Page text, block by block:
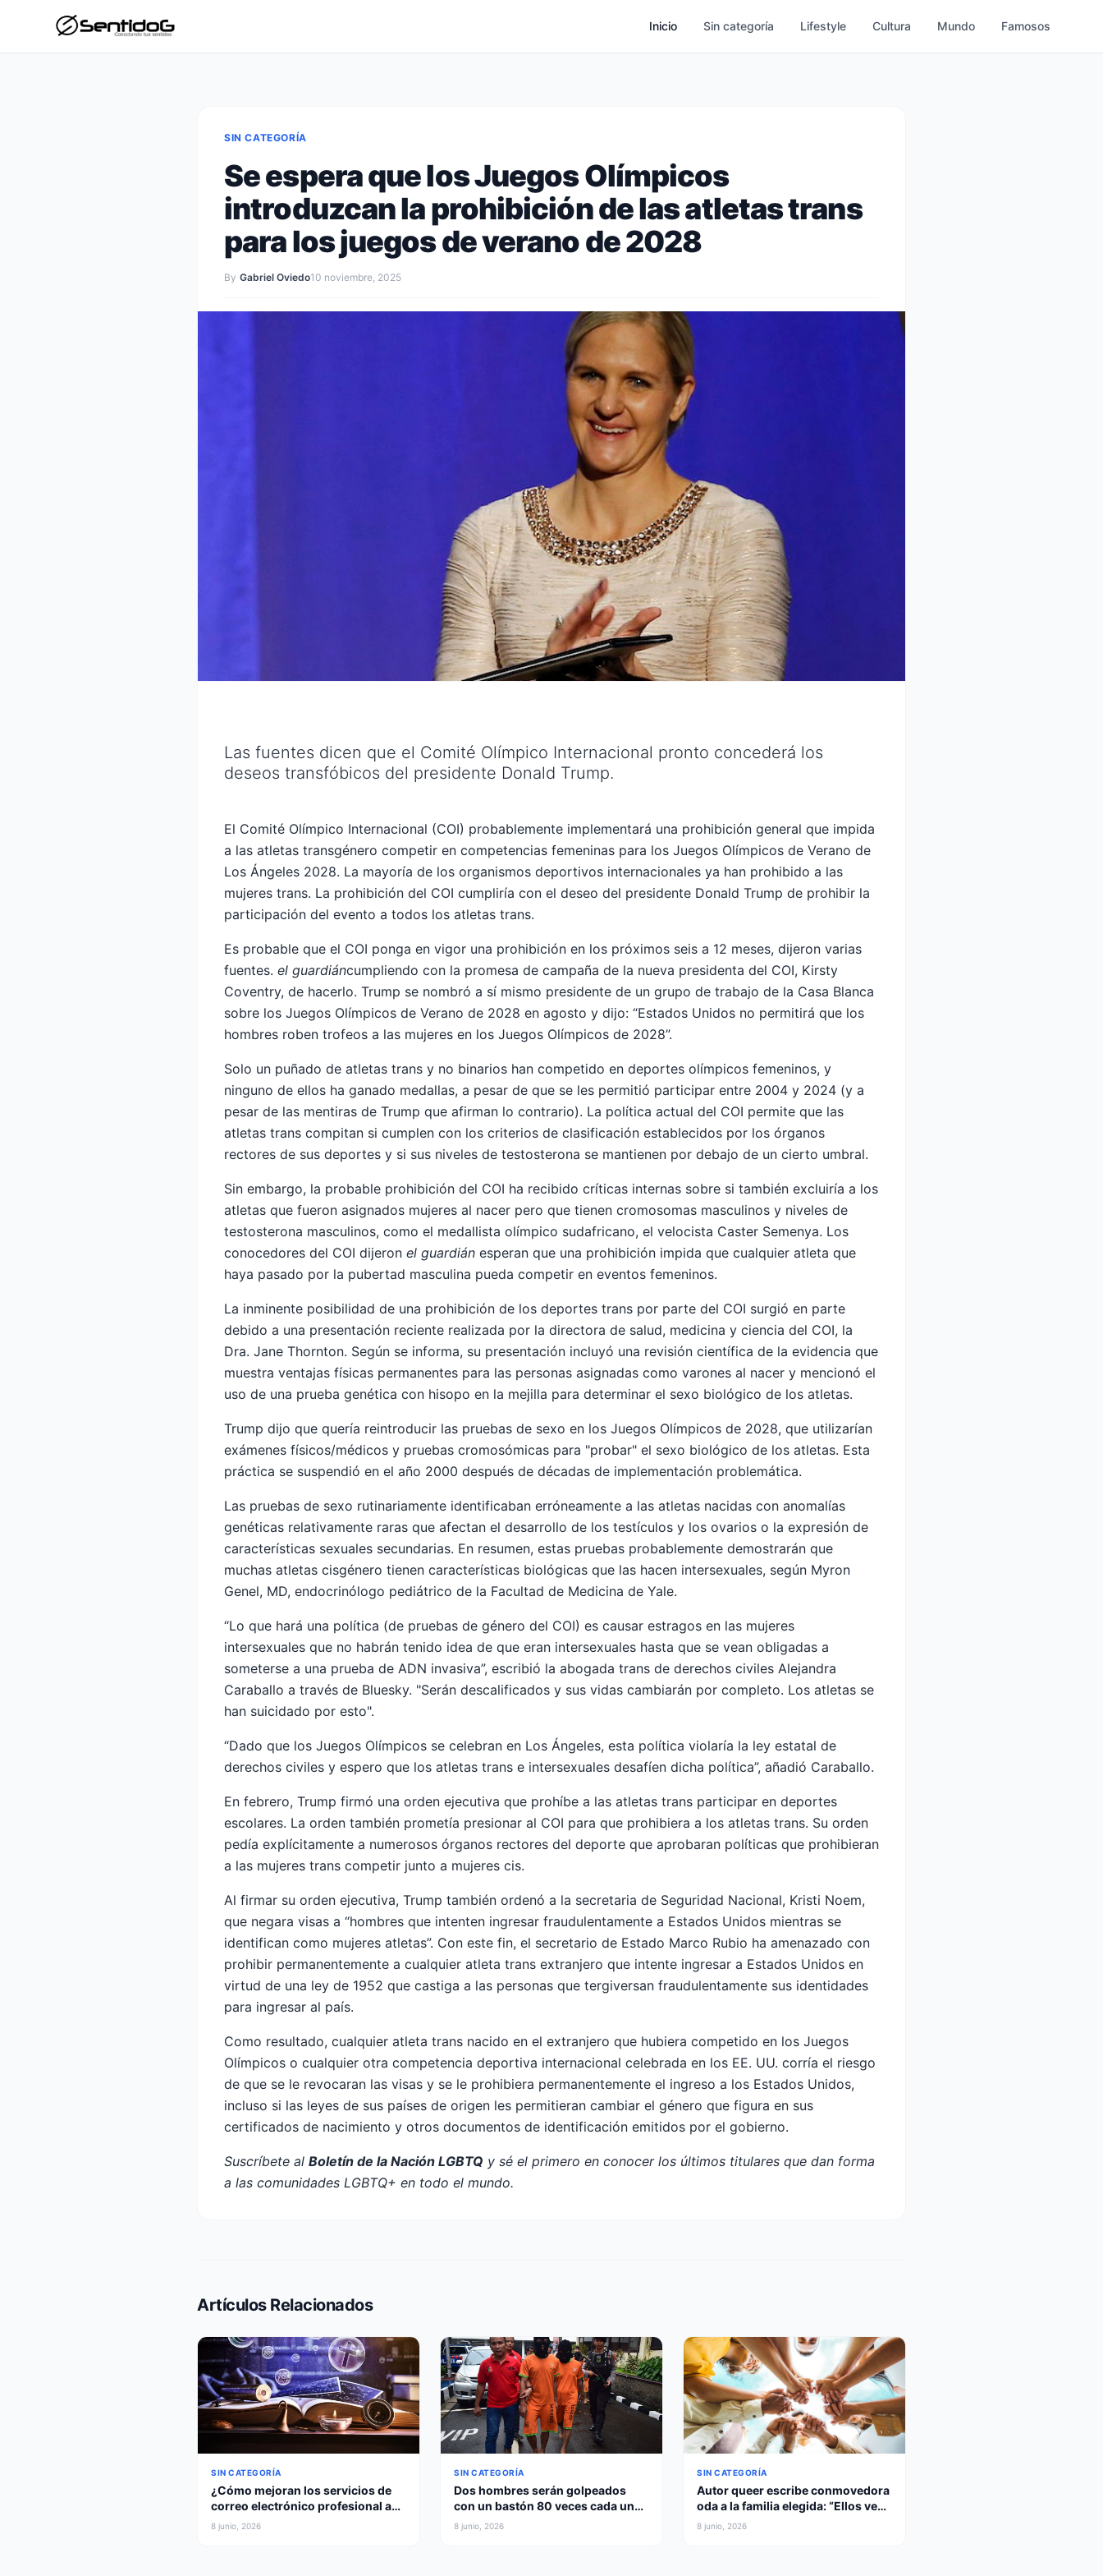
Inicio Sin categoría Lifestyle Cultura Mundo Famosos
SIN CATEGORÍA
Se espera que los Juegos Olímpicos
introduzcan la prohibición de las atletas trans
para los juegos de verano de 2028
By Gabriel Oviedo10 noviembre, 2025
Las fuentes dicen que el Comité Olímpico Internacional pronto concederá los
deseos transfóbicos del presidente Donald Trump.
El Comité Olímpico Internacional (COI) probablemente implementará una prohibición general que impida
a las atletas transgénero competir en competencias femeninas para los Juegos Olímpicos de Verano de
Los Ángeles 2028. La mayoría de los organismos deportivos internacionales ya han prohibido a las
mujeres trans. La prohibición del COI cumpliría con el deseo del presidente Donald Trump de prohibir la
participación del evento a todos los atletas trans.
Es probable que el COI ponga en vigor una prohibición en los próximos seis a 12 meses, dijeron varias
fuentes. el guardiáncumpliendo con la promesa de campaña de la nueva presidenta del COI, Kirsty
Coventry, de hacerlo. Trump se nombró a sí mismo presidente de un grupo de trabajo de la Casa Blanca
sobre los Juegos Olímpicos de Verano de 2028 en agosto y dijo: “Estados Unidos no permitirá que los
hombres roben trofeos a las mujeres en los Juegos Olímpicos de 2028”.
Solo un puñado de atletas trans y no binarios han competido en deportes olímpicos femeninos, y
ninguno de ellos ha ganado medallas, a pesar de que se les permitió participar entre 2004 y 2024 (y a
pesar de las mentiras de Trump que afirman lo contrario). La política actual del COI permite que las
atletas trans compitan si cumplen con los criterios de clasificación establecidos por los órganos
rectores de sus deportes y si sus niveles de testosterona se mantienen por debajo de un cierto umbral.
Sin embargo, la probable prohibición del COI ha recibido críticas internas sobre si también excluiría a los
atletas que fueron asignados mujeres al nacer pero que tienen cromosomas masculinos y niveles de
testosterona masculinos, como el medallista olímpico sudafricano, el velocista Caster Semenya. Los
conocedores del COI dijeron el guardián esperan que una prohibición impida que cualquier atleta que
haya pasado por la pubertad masculina pueda competir en eventos femeninos.
La inminente posibilidad de una prohibición de los deportes trans por parte del COI surgió en parte
debido a una presentación reciente realizada por la directora de salud, medicina y ciencia del COI, la
Dra. Jane Thornton. Según se informa, su presentación incluyó una revisión científica de la evidencia que
muestra ventajas físicas permanentes para las personas asignadas como varones al nacer y mencionó el
uso de una prueba genética con hisopo en la mejilla para determinar el sexo biológico de los atletas.
Trump dijo que quería reintroducir las pruebas de sexo en los Juegos Olímpicos de 2028, que utilizarían
exámenes físicos/médicos y pruebas cromosómicas para "probar" el sexo biológico de los atletas. Esta
práctica se suspendió en el año 2000 después de décadas de implementación problemática.
Las pruebas de sexo rutinariamente identificaban erróneamente a las atletas nacidas con anomalías
genéticas relativamente raras que afectan el desarrollo de los testículos y los ovarios o la expresión de
características sexuales secundarias. En resumen, estas pruebas probablemente demostrarán que
muchas atletas cisgénero tienen características biológicas que las hacen intersexuales, según Myron
Genel, MD, endocrinólogo pediátrico de la Facultad de Medicina de Yale.
“Lo que hará una política (de pruebas de género del COI) es causar estragos en las mujeres
intersexuales que no habrán tenido idea de que eran intersexuales hasta que se vean obligadas a
someterse a una prueba de ADN invasiva”, escribió la abogada trans de derechos civiles Alejandra
Caraballo a través de Bluesky. "Serán descalificados y sus vidas cambiarán por completo. Los atletas se
han suicidado por esto".
“Dado que los Juegos Olímpicos se celebran en Los Ángeles, esta política violaría la ley estatal de
derechos civiles y espero que los atletas trans e intersexuales desafíen dicha política”, añadió Caraballo.
En febrero, Trump firmó una orden ejecutiva que prohíbe a las atletas trans participar en deportes
escolares. La orden también prometía presionar al COI para que prohibiera a los atletas trans. Su orden
pedía explícitamente a numerosos órganos rectores del deporte que aprobaran políticas que prohibieran
a las mujeres trans competir junto a mujeres cis.
Al firmar su orden ejecutiva, Trump también ordenó a la secretaria de Seguridad Nacional, Kristi Noem,
que negara visas a “hombres que intenten ingresar fraudulentamente a Estados Unidos mientras se
identifican como mujeres atletas”. Con este fin, el secretario de Estado Marco Rubio ha amenazado con
prohibir permanentemente a cualquier atleta trans extranjero que intente ingresar a Estados Unidos en
virtud de una ley de 1952 que castiga a las personas que tergiversan fraudulentamente sus identidades
para ingresar al país.
Como resultado, cualquier atleta trans nacido en el extranjero que hubiera competido en los Juegos
Olímpicos o cualquier otra competencia deportiva internacional celebrada en los EE. UU. corría el riesgo
de que se le revocaran las visas y se le prohibiera permanentemente el ingreso a los Estados Unidos,
incluso si las leyes de sus países de origen les permitieran cambiar el género que figura en sus
certificados de nacimiento y otros documentos de identificación emitidos por el gobierno.
Suscríbete al Boletín de la Nación LGBTQ y sé el primero en conocer los últimos titulares que dan forma
a las comunidades LGBTQ+ en todo el mundo.
Artículos Relacionados
SIN CATEGORÍA
¿Cómo mejoran los servicios de
correo electrónico profesional a
las empresas?
8 junio, 2026
SIN CATEGORÍA
Dos hombres serán golpeados
con un bastón 80 veces cada uno
por abrazarse y besarse en
8 junio, 2026
SIN CATEGORÍA
Autor queer escribe conmovedora
oda a la familia elegida: “Ellos ven
quién soy”
8 junio, 2026